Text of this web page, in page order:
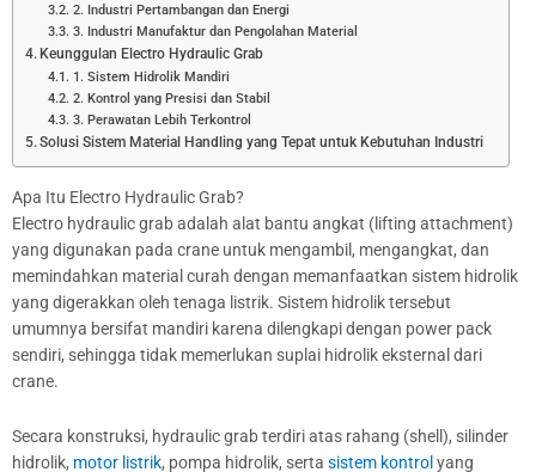
2. Industri Pertambangan dan Energi
3. Industri Manufaktur dan Pengolahan Material
Keunggulan Electro Hydraulic Grab
1. Sistem Hidrolik Mandiri
2. Kontrol yang Presisi dan Stabil
3. Perawatan Lebih Terkontrol
Solusi Sistem Material Handling yang Tepat untuk Kebutuhan Industri
Apa Itu Electro Hydraulic Grab?
Electro hydraulic grab adalah alat bantu angkat (lifting attachment)
yang digunakan pada crane untuk mengambil, mengangkat, dan
memindahkan material curah dengan memanfaatkan sistem hidrolik
yang digerakkan oleh tenaga listrik. Sistem hidrolik tersebut
umumnya bersifat mandiri karena dilengkapi dengan power pack
sendiri, sehingga tidak memerlukan suplai hidrolik eksternal dari
crane.
Secara konstruksi, hydraulic grab terdiri atas rahang (shell), silinder
hidrolik, motor listrik, pompa hidrolik, serta sistem kontrol yang